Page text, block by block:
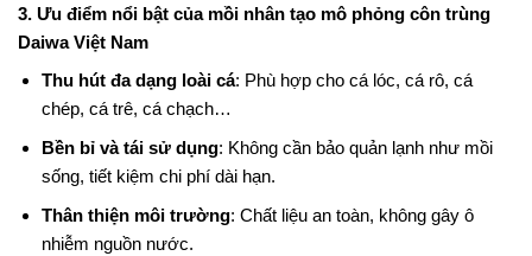
3. Ưu điểm nổi bật của mồi nhân tạo mô phỏng côn trùng
Daiwa Việt Nam
Thu hút đa dạng loài cá: Phù hợp cho cá lóc, cá rô, cá
chép, cá trê, cá chạch…
Bền bỉ và tái sử dụng: Không cần bảo quản lạnh như mồi
sống, tiết kiệm chi phí dài hạn.
Thân thiện môi trường: Chất liệu an toàn, không gây ô
nhiễm nguồn nước.